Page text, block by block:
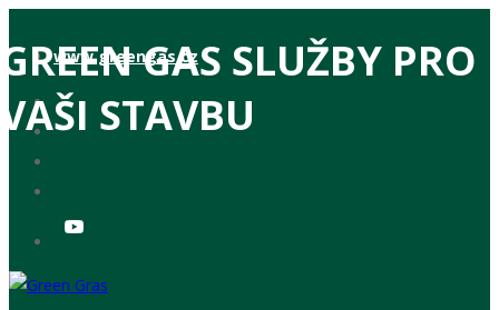
www.greengas.cz
GREEN GAS SLUŽBY PRO
VAŠI STAVBU